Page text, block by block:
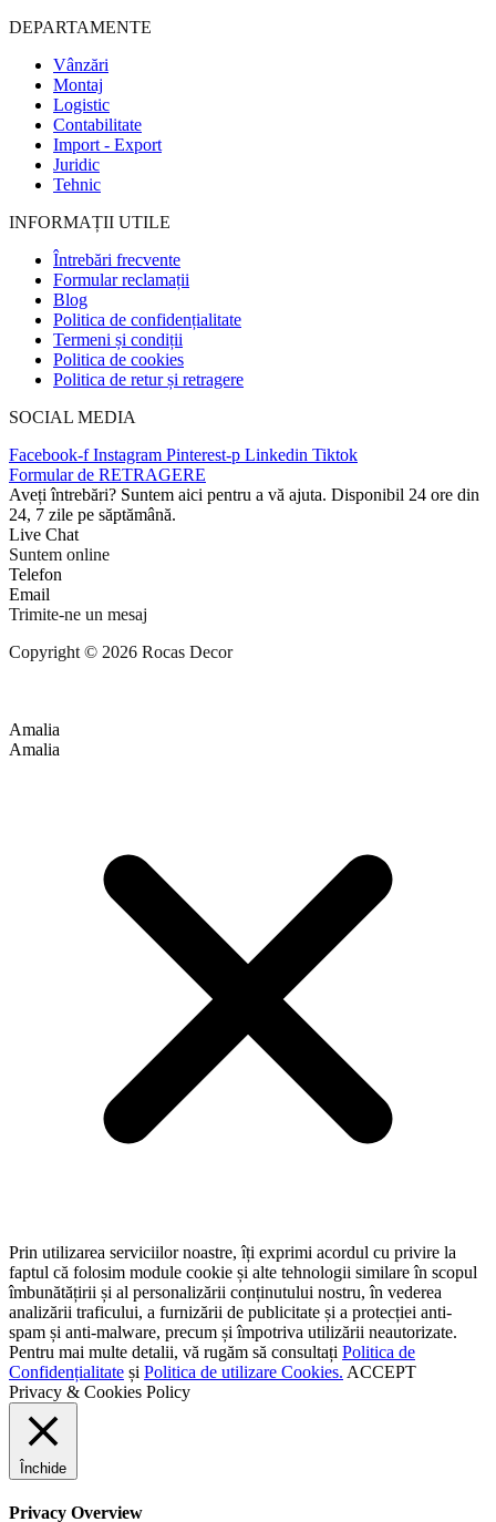
DEPARTAMENTE
Vânzări
Montaj
Logistic
Contabilitate
Import - Export
Juridic
Tehnic
INFORMAȚII UTILE
Întrebări frecvente
Formular reclamații
Blog
Politica de confidențialitate
Termeni și condiții
Politica de cookies
Politica de retur și retragere
SOCIAL MEDIA
Facebook-f Instagram Pinterest-p Linkedin Tiktok
Formular de RETRAGERE
Aveți întrebări? Suntem aici pentru a vă ajuta. Disponibil 24 ore din
24, 7 zile pe săptămână.
Live Chat
Suntem online
Telefon
Email
Trimite-ne un mesaj
Copyright © 2026 Rocas Decor
Amalia
Amalia
Prin utilizarea serviciilor noastre, îți exprimi acordul cu privire la
faptul că folosim module cookie și alte tehnologii similare în scopul
îmbunătățirii și al personalizării conținutului nostru, în vederea
analizării traficului, a furnizării de publicitate și a protecției anti-
spam și anti-malware, precum și împotriva utilizării neautorizate.
Pentru mai multe detalii, vă rugăm să consultați Politica de
Confidențialitate și Politica de utilizare Cookies. ACCEPT
Privacy & Cookies Policy
Închide
Privacy Overview